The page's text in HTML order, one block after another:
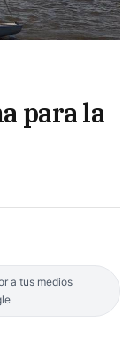
para la
a tus medios